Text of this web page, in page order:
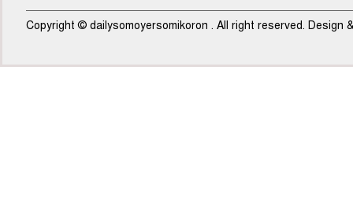
Copyright © dailysomoyersomikoron . All right reserved. Design